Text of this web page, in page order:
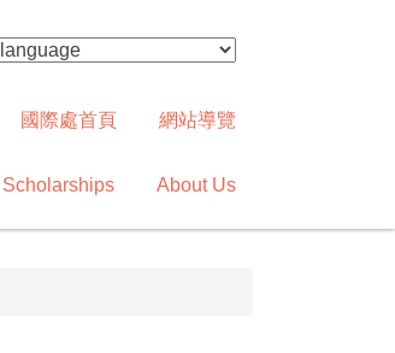
國際處首頁 網站導覽
Scholarships About Us